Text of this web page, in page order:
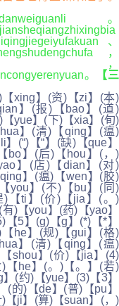
。
、
，
，
。
【三
】(资)【zi】(本)
】(报)【bao】(道)
【yue】(下)【xia】(旬)
】(清)【qing】(瘟)
(“)【“】(缺)【que】
bo】(后)【hou】(，)
】(店)【dian】(对)
】(瘟)【wen】(胶)
you】(不)【bu】(同)
)【ti】(价)【jia】(。)
)【you】(药)【yao】
5】(g)【g】(*)【*】
he】(规)【gui】(格)
】(清)【qing】(瘟)
shou】(价)【jia】(4)
)【he】(。)【。】(若)
(约)【yue】(3)【3】
(的)【de】(普)【pu】
【ji】(算)【suan】(，)